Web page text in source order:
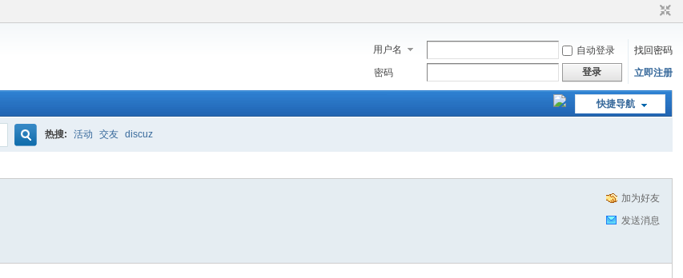
用户名 自动登录
找回密码
密码
登录 立即注册
快捷导航
热搜: 活动 交友 discuz
加为好友
发送消息